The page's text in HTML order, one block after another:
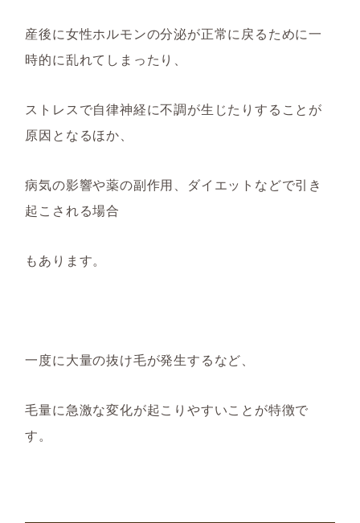
産後に女性ホルモンの分泌が正常に戻るために一
時的に乱れてしまったり、
ストレスで自律神経に不調が生じたりすることが
原因となるほか、
病気の影響や薬の副作用、ダイエットなどで引き
起こされる場合
もあります。
一度に大量の抜け毛が発生するなど、
毛量に急激な変化が起こりやすいことが特徴で
す。